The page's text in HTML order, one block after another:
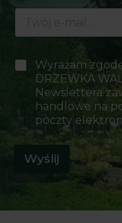
E
m
P
P
Wyrażam
DRZEWKA
Newslettera
handlowe na
poczty
Wyślij